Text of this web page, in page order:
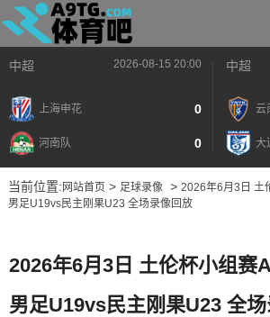
中超 2026-08-15 20:00
上海申花 0
河南队 0
中超
云
大
当前位置: 网站首页> 足球录像 > 2026年6月3日 土
男足U19vs民主刚果U23 全场录像回放
2026年6月3日 土伦杯小组赛
男足U19vs民主刚果U23 全